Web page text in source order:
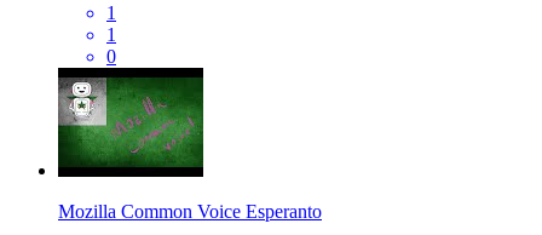
1
1
0
Mozilla Common Voice Esperanto